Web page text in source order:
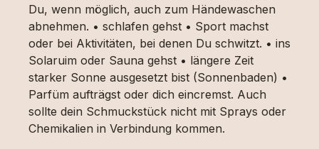
Du, wenn möglich, auch zum Händewaschen
abnehmen. • schlafen gehst • Sport machst
oder bei Aktivitäten, bei denen Du schwitzt. • ins
Solaruim oder Sauna gehst • längere Zeit
starker Sonne ausgesetzt bist (Sonnenbaden) •
Parfüm aufträgst oder dich eincremst. Auch
sollte dein Schmuckstück nicht mit Sprays oder
Chemikalien in Verbindung kommen.